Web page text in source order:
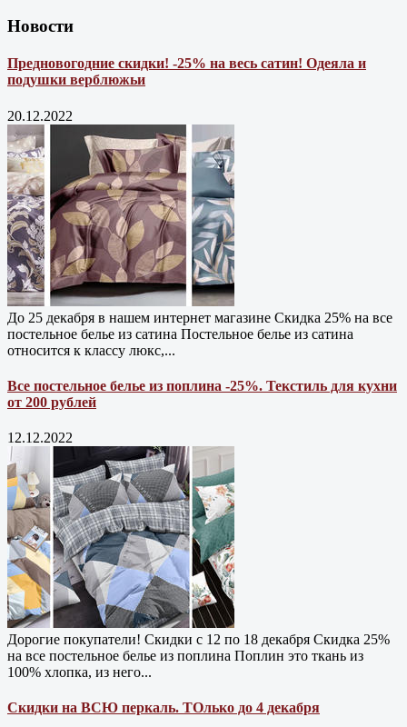
Новости
Предновогодние скидки! -25% на весь сатин! Одеяла и
подушки верблюжьи
20.12.2022
До 25 декабря в нашем интернет магазине Cкидка 25% на все
постельное белье из сатина Постельное белье из сатина
относится к классу люкс,...
Все постельное белье из поплина -25%. Текстиль для кухни
от 200 рублей
12.12.2022
Дорогие покупатели! Скидки с 12 по 18 декабря Скидка 25%
на все постельное белье из поплина Поплин это ткань из
100% хлопка, из него...
Скидки на ВСЮ перкаль. ТОлько до 4 декабря